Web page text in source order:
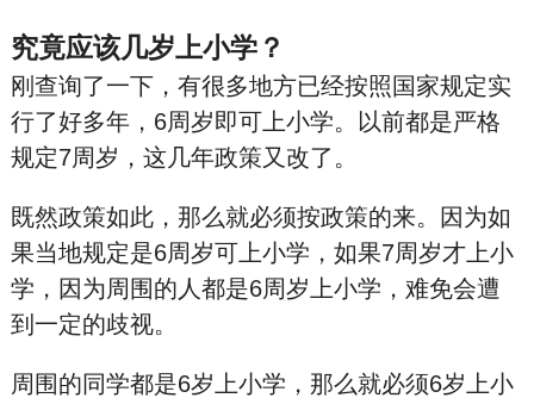
究竟应该几岁上小学？
刚查询了一下，有很多地方已经按照国家规定实
行了好多年，6周岁即可上小学。以前都是严格
规定7周岁，这几年政策又改了。
既然政策如此，那么就必须按政策的来。因为如
果当地规定是6周岁可上小学，如果7周岁才上小
学，因为周围的人都是6周岁上小学，难免会遭
到一定的歧视。
周围的同学都是6岁上小学，那么就必须6岁上小